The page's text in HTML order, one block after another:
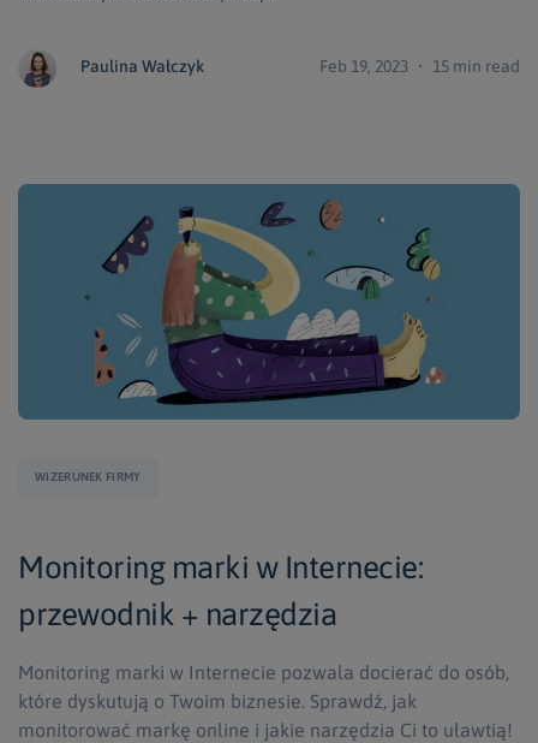
Paulina Wałczyk Feb 19, 2023 ・ 15 min read
WIZERUNEK FIRMY
Monitoring marki w Internecie:
przewodnik + narzędzia
Monitoring marki w Internecie pozwala docierać do osób,
które dyskutują o Twoim biznesie. Sprawdź, jak
monitorować markę online i jakie narzędzia Ci to uławtią!